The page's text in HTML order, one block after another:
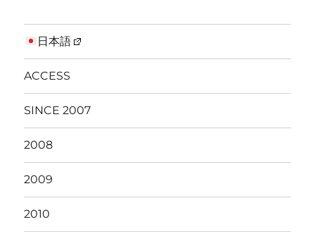
日本語
ACCESS
SINCE 2007
2008
2009
2010